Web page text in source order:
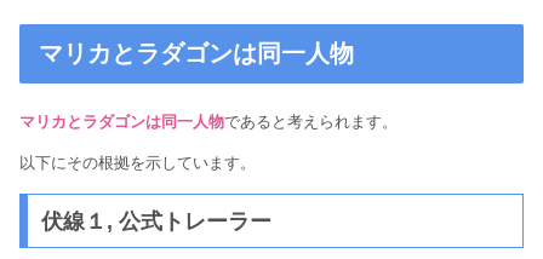
マリカとラダゴンは同一人物
マリカとラダゴンは同一人物であると考えられます。
以下にその根拠を示しています。
伏線１, 公式トレーラー